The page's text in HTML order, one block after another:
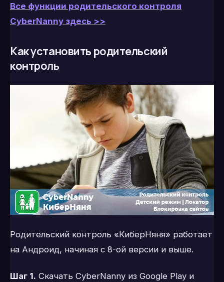
Все функции родительского контроля
CyberNanny здесь >>
Как установить родительский
контроль
Родительский контроль «КиберНяня» работает
на Андроид, начиная с 8-ой версии и выше.
Шаг 1. Скачать CyberNanny из Google Play и